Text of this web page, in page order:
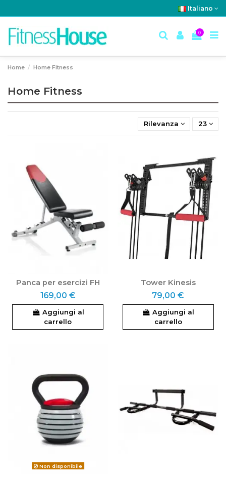
Italiano
0
Home Home Fitness
Home Fitness
Rilevanza 23
Panca per esercizi FH
169,00 €
Aggiungi al
carrello
Tower Kinesis
79,00 €
Aggiungi al
carrello
Non disponibile